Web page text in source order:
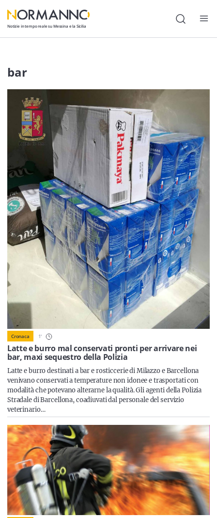
Notizie in tempo reale su Messina e la Sicilia
Politica
Cultura
Lavoro
Società
Economia
Sport
Sicilia
Servizi
Resta sempre aggiornato con le ultime news, iscriviti alla
nostra newsletter
Iscriviti
bar
Latte e burro mal conservati pronti per arrivare nei
bar, maxi sequestro della Polizia
Cronaca 1'
Latte e burro destinati a bar e rosticcerie di Milazzo e Barcellona
venivano conservati a temperature non idonee e trasportati con
modalità che potevano alterarne la qualità. Gli agenti della Polizia
Stradale di Barcellona, coadiuvati dal personale del servizio
veterinario…